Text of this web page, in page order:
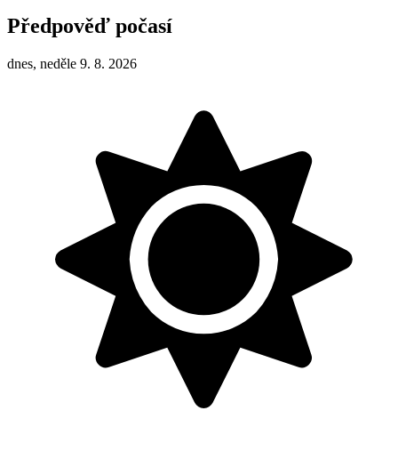
Předpověď počasí
dnes, neděle 9. 8. 2026